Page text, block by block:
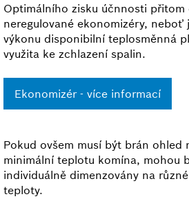
Optimálního zisku účnnosti přitom
neregulované ekonomizéry, neboť
výkonu disponibilní teplosměnná
využita ke zchlazení spalin.
Ekonomizér - více informací
Pokud ovšem musí být brán ohled
minimální teplotu komína, mohou
individuálně dimenzovány na
teploty.